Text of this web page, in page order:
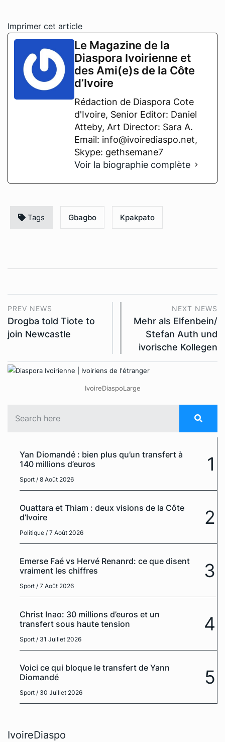
Imprimer cet article
Le Magazine de la
Diaspora Ivoirienne et
des Ami(e)s de la Côte
d’Ivoire
Rédaction de Diaspora Cote
d'Ivoire, Senior Editor: Daniel
Atteby, Art Director: Sara A.
Email: info@ivoirediaspo.net,
Skype: gethsemane7
Voir la biographie complète
Tags Gbagbo Kpakpato
PREV NEWS
Drogba told Tiote to
join Newcastle
NEXT NEWS
Mehr als Elfenbein/
Stefan Auth und
ivorische Kollegen
IvoireDiaspoLarge
Yan Diomandé : bien plus qu’un transfert à
140 millions d’euros
Sport / 8 Août 2026
1
Ouattara et Thiam : deux visions de la Côte
d’Ivoire
Politique / 7 Août 2026
2
Emerse Faé vs Hervé Renanrd: ce que disent
vraiment les chiffres
Sport / 7 Août 2026
3
Christ Inao: 30 millions d’euros et un
transfert sous haute tension
Sport / 31 Juillet 2026
4
Voici ce qui bloque le transfert de Yann
Diomandé
Sport / 30 Juillet 2026
5
IvoireDiaspo